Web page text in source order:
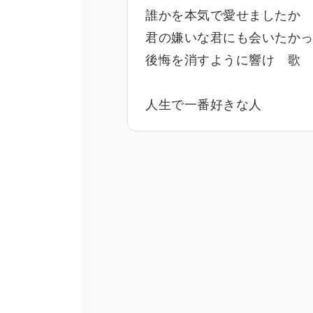
誰かを本気で愛せましたか
君の嫌いな君にも会いたか
後悔を消すように響け 歌
人生で一番好きな人